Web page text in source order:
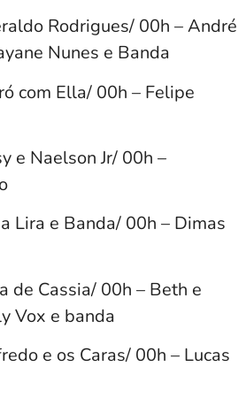
Rodrigues/ 00h – André
Nunes e Banda
com Ella/ 00h – Felipe
e Naelson Jr/ 00h –
Lira e Banda/ 00h – Dimas
de Cassia/ 00h – Beth e
Vox e banda
e os Caras/ 00h – Lucas